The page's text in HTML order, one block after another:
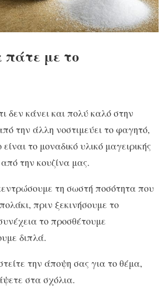
πάτε με το
δεν κάνει και πολύ καλό στην
την άλλη νοστιμεύει το φαγητό,
το μοναδικό υλικό μαγειρικής
την κουζίνα μας.
τη σωστή ποσότητα που
πριν ξεκινήσουμε το
το προσθέτουμε
διπλά.
την άποψη σας για το θέμα,
στα σχόλια.